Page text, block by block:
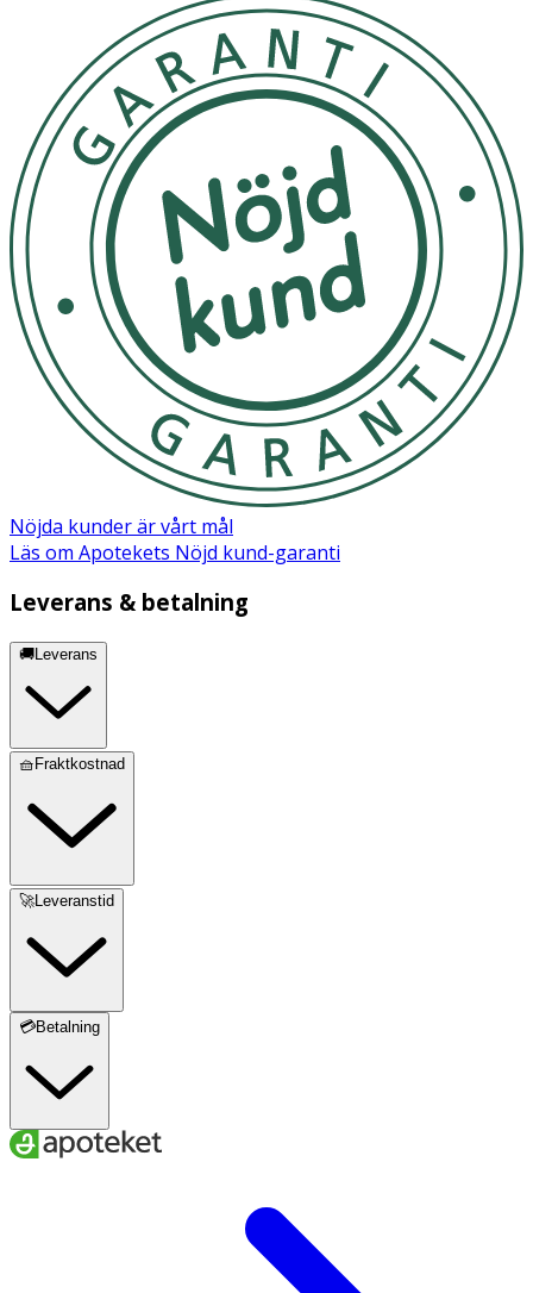
- Parfymfri och icke-fet formula
- Lämplig för daglig användning
- Passar särskilt för händer som utsätts för mycket
påfrestning
Användning
- Applicera på rena händer efter behov.
- En liten mängd räcker långt.
Förvaring
Förvaras i rumstemperatur utom räckhåll för små barn.
Innehåll
Aqua, Glycerin, Stearic Acid, Isopropyl Myristate, Cetyl
Alcohol, Cetearyl Alcohol, Ceteareth-20, Aluminum Starch
Octenylsuccinate, Sodium Hydroxide, Paraffin,
Hydroxyacetophenone, Dimethicone, Acrylates/C10-30
Alkyl Acrylate Crosspolymer.
Nöjda kunder är vårt mål
Läs om Apotekets Nöjd kund-garanti
Leverans & betalning
🚚Leverans
🧺Fraktkostnad
🚀Leveranstid
💳Betalning